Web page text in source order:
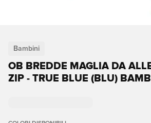
Bambini
OB BREDDE MAGLIA DA
ZIP - TRUE BLUE (BLU)